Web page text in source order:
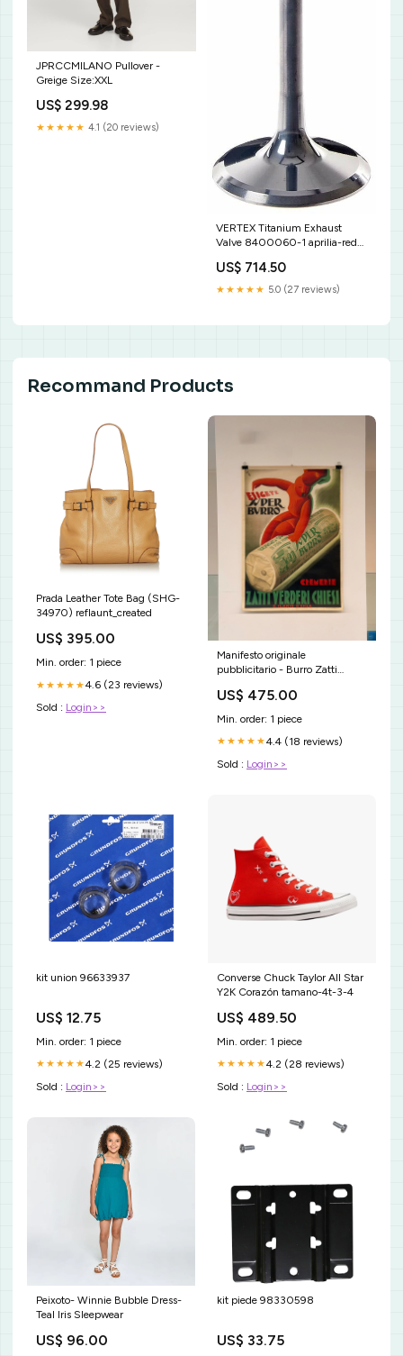
JPRCCMILANO Pullover -
Greige Size:XXL
US$ 299.98
★★★★★ 4.1 (20 reviews)
VERTEX Titanium Exhaust
Valve 8400060-1 aprilia-red-
US$ 714.50
★★★★★ 5.0 (27 reviews)
Recommand Products
Prada Leather Tote Bag (SHG-
34970) reflaunt_created
US$ 395.00
Min. order: 1 piece
★★★★★4.6 (23 reviews)
Sold : Login>>
Manifesto originale
pubblicitario - Burro Zatti
US$ 475.00
Min. order: 1 piece
★★★★★4.4 (18 reviews)
Sold : Login>>
kit union 96633937
US$ 12.75
Min. order: 1 piece
★★★★★4.2 (25 reviews)
Sold : Login>>
Converse Chuck Taylor All Star
Y2K Corazón tamano-4t-3-4
US$ 489.50
Min. order: 1 piece
★★★★★4.2 (28 reviews)
Sold : Login>>
Peixoto- Winnie Bubble Dress-
Teal Iris Sleepwear
US$ 96.00
kit piede 98330598
US$ 33.75